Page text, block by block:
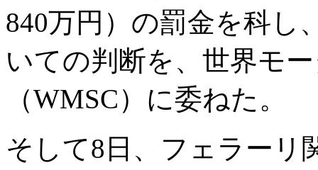
840万円）の罰金を科し
いての判断を、世界モ
（WMSC）に委ねた。
そして8日、フェラーリ